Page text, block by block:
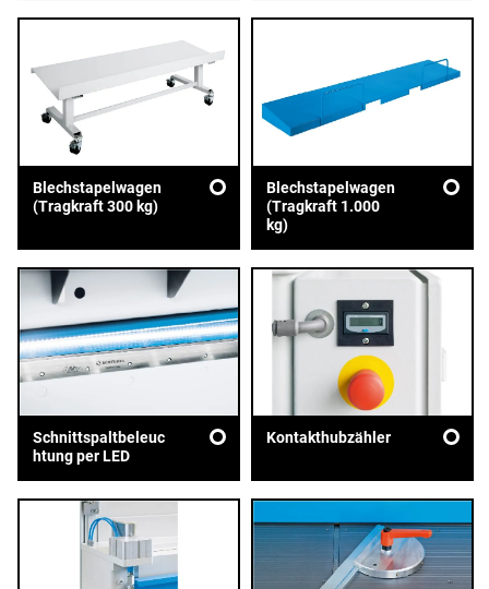
Blechstapelwagen
(Tragkraft 300 kg)
Blechstapelwagen
(Tragkraft 1.000
kg)
Schnittspaltbeleuc
htung per LED
Kontakthubzähler